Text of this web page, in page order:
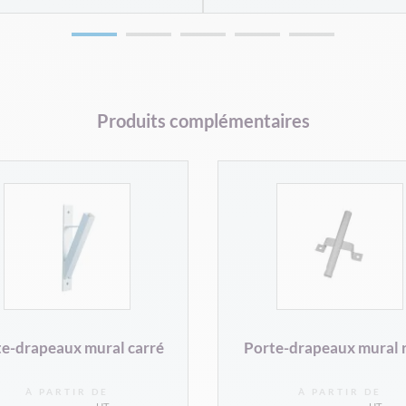
Produits complémentaires
drapeaux mural carré
À PARTIR DE
Porte-drapeaux mural
À PARTIR DE